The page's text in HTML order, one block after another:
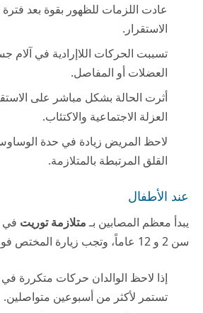
عادت اللزمات للظهور بقوة بعد
الاستقرار.
تسببت الحركات اللاإرادية في آلام
العضلات أو المفاصل.
أثرت الحالة بشكل مباشر على
العزلة الاجتماعية والاكتئاب.
لاحظ المريض زيادة في حدة
القلق المرتبطة بالمتلازمة.
عند الأطفال
يبدأ معظم المصابين بـمتلازمة توريت في
سن 2 و 12 عاماً، وتجب زيارة المختص فوراً في الحالات التالية:
إذا لاحظ الوالدان حركات متكررة في
تستمر لأكثر من أسبوعين متواصلين.